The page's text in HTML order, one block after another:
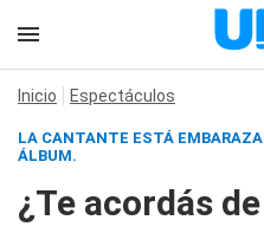
Inicio Espectáculos
LA CANTANTE ESTÁ
ÁLBUM.
¿Te acordás